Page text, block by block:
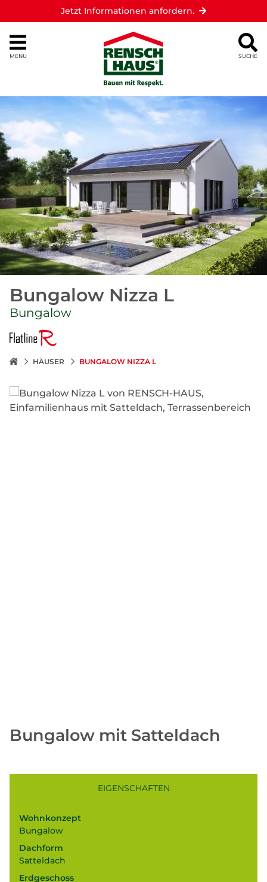
Jetzt Informationen anfordern.
MENU SUCHE
Bungalow Nizza L
Bungalow
HÄUSER BUNGALOW NIZZA L
EIGENSCHAFTEN
Wohnkonzept
Bungalow
Dachform
Satteldach
Erdgeschoss
Bungalow mit Satteldach